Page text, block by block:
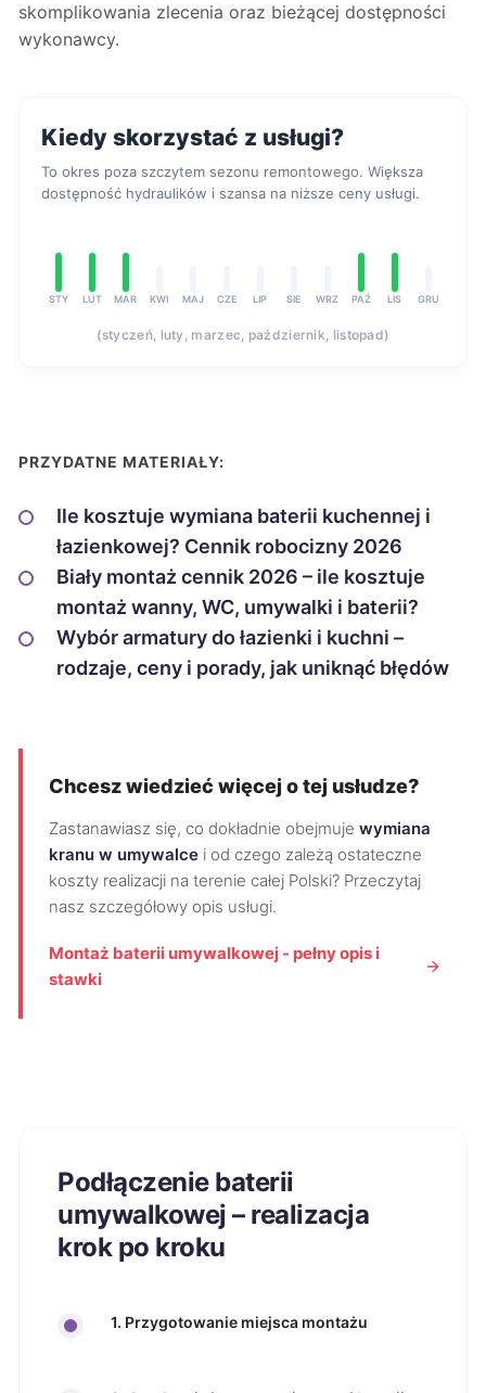
skomplikowania zlecenia oraz bieżącej dostępności
wykonawcy.
Kiedy skorzystać z usługi?
To okres poza szczytem sezonu remontowego. Większa
dostępność hydraulików i szansa na niższe ceny usługi.
STY LUT MAR KWI MAJ CZE LIP SIE WRZ PAŹ LIS GRU
(styczeń, luty, marzec, październik, listopad)
PRZYDATNE MATERIAŁY:
Ile kosztuje wymiana baterii kuchennej i
łazienkowej? Cennik robocizny 2026
Biały montaż cennik 2026 – ile kosztuje
montaż wanny, WC, umywalki i baterii?
Wybór armatury do łazienki i kuchni –
rodzaje, ceny i porady, jak uniknąć błędów
Chcesz wiedzieć więcej o tej usłudze?
Zastanawiasz się, co dokładnie obejmuje wymiana
kranu w umywalce i od czego zależą ostateczne
koszty realizacji na terenie całej Polski? Przeczytaj
nasz szczegółowy opis usługi.
Montaż baterii umywalkowej - pełny opis i
stawki
Podłączenie baterii
umywalkowej – realizacja
krok po kroku
1. Przygotowanie miejsca montażu